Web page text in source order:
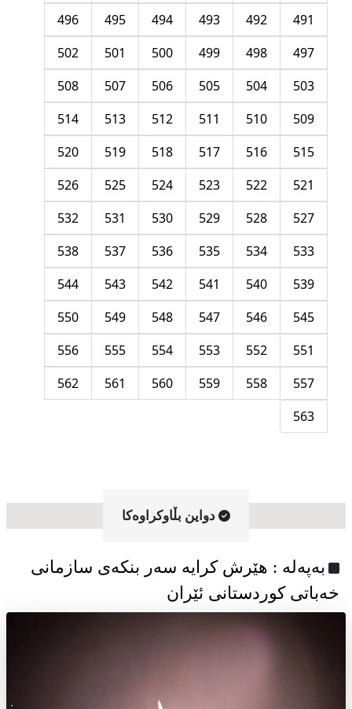
491
492
493
494
495
496
497
498
499
500
501
502
503
504
505
506
507
508
509
510
511
512
513
514
515
516
517
518
519
520
521
522
523
524
525
526
527
528
529
530
531
532
533
534
535
536
537
538
539
540
541
542
543
544
545
546
547
548
549
550
551
552
553
554
555
556
557
558
559
560
561
562
563
دواین بڵاوکراوه‌کا
به‌په‌له‌ : هێرش کرایە سەر بنکەی سازمانی
خەباتی کوردستانی ئێران